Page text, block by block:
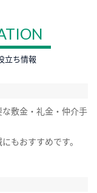
立ち情報
敷金・礼金・仲介手
もおすすめです。